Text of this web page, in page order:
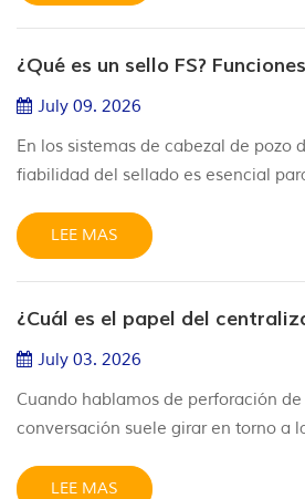
utilizados comúnmente en
ambos están diseñados para el
de cabezal de poz...
July 09. 2026
En los sistemas de cabezal de pozo
fiabilidad del sellado es esencial
diversas soluciones de sellado
cabezal de pozo API 6A, el sello FS
rugosas y mayores tolerancias
encuentran com...
LEE MAS
July 03. 2026
Cuando hablamos de perforación
conversación suele girar en torno a
trabajando silenciosamente entre
LEE MAS